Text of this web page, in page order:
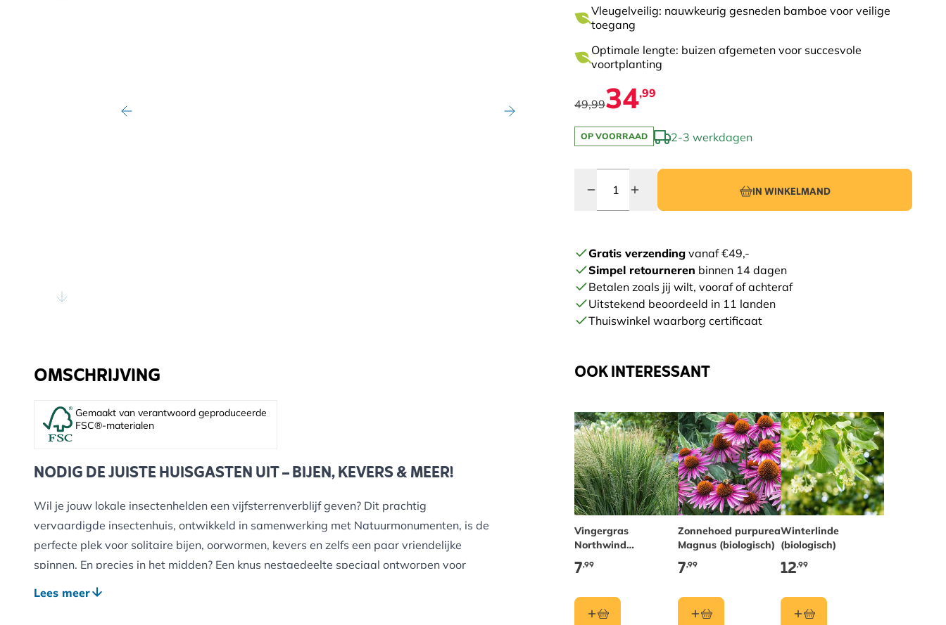
Vleugelveilig: nauwkeurig gesneden bamboe voor veilige
toegang
Optimale lengte: buizen afgemeten voor succesvole
voortplanting
49,9934,99
OP VOORRAAD 2-3 werkdagen
IN WINKELMAND
Gratis verzending vanaf €49,-
Simpel retourneren binnen 14 dagen
Betalen zoals jij wilt, vooraf of achteraf
Uitstekend beoordeeld in 11 landen
Thuiswinkel waarborg certificaat
OOK INTERESSANT
Vingergras
Northwind
(biologisch)
7,99
Zonnehoed purpurea
Magnus (biologisch)
7,99
Winterlinde
(biologisch)
12,99
OMSCHRIJVING
Gemaakt van verantwoord geproduceerde
FSC®-materialen
NODIG DE JUISTE HUISGASTEN UIT – BIJEN, KEVERS & MEER!
Wil je jouw lokale insectenhelden een vijfsterrenverblijf geven? Dit prachtig
vervaardigde insectenhuis, ontwikkeld in samenwerking met Natuurmonumenten, is de
perfecte plek voor solitaire bijen, oorwormen, kevers en zelfs een paar vriendelijke
spinnen. En precies in het midden? Een knus nestgedeelte speciaal ontworpen voor
hommels. Dat is pas doordachte architectuur.
Lees meer